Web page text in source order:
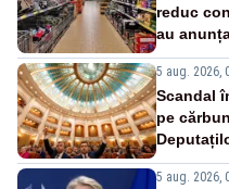
reduc
au
5 aug. 2026,
Scandal
pe
5 aug. 2026,